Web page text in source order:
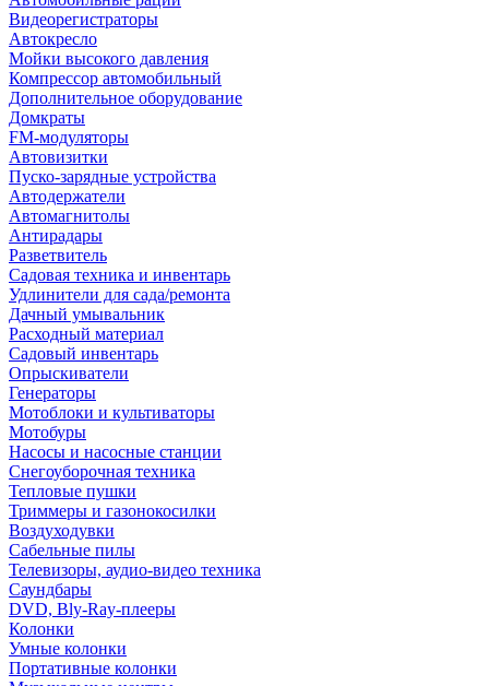
Видеорегистраторы
Автокресло
Мойки высокого давления
Компрессор автомобильный
Дополнительное оборудование
Домкраты
FM-модуляторы
Автовизитки
Пуско-зарядные устройства
Автодержатели
Автомагнитолы
Антирадары
Разветвитель
Садовая техника и инвентарь
Удлинители для сада/ремонта
Дачный умывальник
Расходный материал
Садовый инвентарь
Опрыскиватели
Генераторы
Мотоблоки и культиваторы
Мотобуры
Насосы и насосные станции
Снегоуборочная техника
Тепловые пушки
Триммеры и газонокосилки
Воздуходувки
Сабельные пилы
Телевизоры, аудио-видео техника
Саундбары
DVD, Bly-Ray-плееры
Колонки
Умные колонки
Портативные колонки